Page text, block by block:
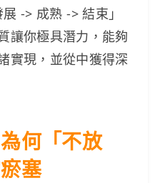
-> 成熟 -> 結束」
讓你極具潛力，能夠
實現，並從中獲得深
何「不放
塞